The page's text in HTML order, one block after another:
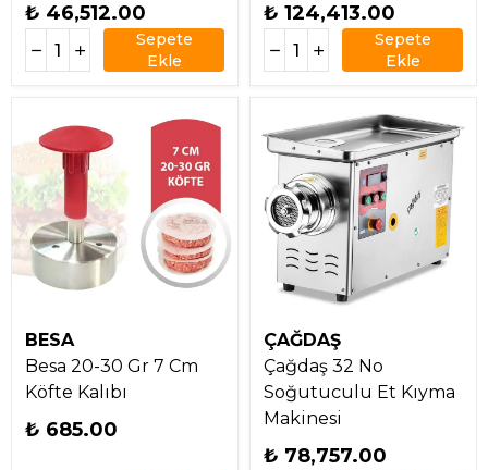
₺ 46,512.00
Sepete
Ekle
₺ 124,413.00
Sepete
Ekle
BESA
Besa 20-30 Gr 7 Cm
Köfte Kalıbı
₺ 685.00
ÇAĞDAŞ
Çağdaş 32 No
Soğutuculu Et Kıyma
Makinesi
₺ 78,757.00